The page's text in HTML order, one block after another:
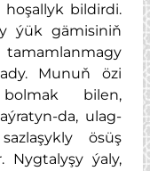
bildirdi.
ýük gämisiniň
Munuň özi
bilen,
da, ulag-
ösüş
Nygtalyşy ýaly,